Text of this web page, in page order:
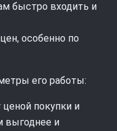
быстро входить и
особенно по
его работы:
покупки и
выгоднее и